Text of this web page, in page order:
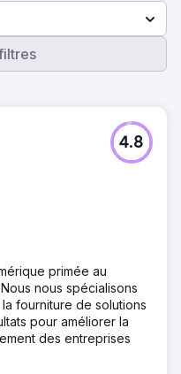
4.8
primée au
nous spécialisons
fourniture de solutions
pour améliorer la
des entreprises